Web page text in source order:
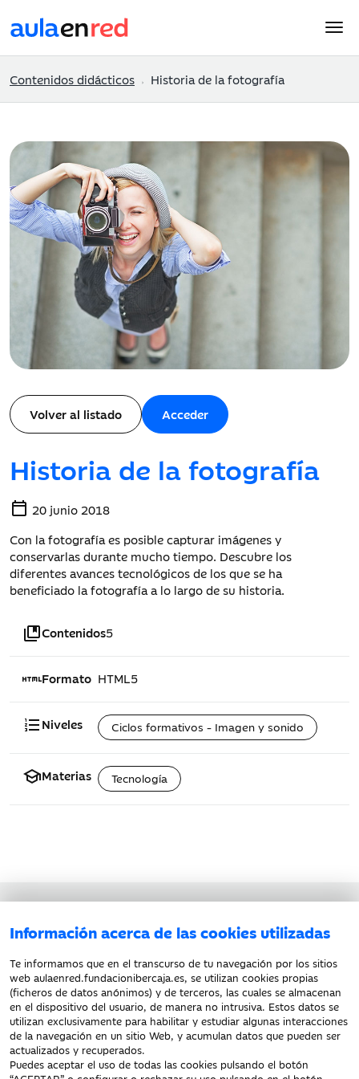
Información acerca de las cookies utilizadas
Te informamos que en el transcurso de tu navegación por los sitios
web aulaenred.fundacionibercaja.es, se utilizan cookies propias
(ficheros de datos anónimos) y de terceros, las cuales se almacenan
en el dispositivo del usuario, de manera no intrusiva. Estos datos se
utilizan exclusivamente para habilitar y estudiar algunas interacciones
de la navegación en un sitio Web, y acumulan datos que pueden ser
actualizados y recuperados.
Puedes aceptar el uso de todas las cookies pulsando el botón
Contenidos didácticos Historia de la fotografía
Volver al listado Acceder
Historia de la fotografía
calendar_today 20 junio 2018
Con la fotografía es posible capturar imágenes y
conservarlas durante mucho tiempo. Descubre los
diferentes avances tecnológicos de los que se ha
beneficiado la fotografía a lo largo de su historia.
collections_bookmarkContenidos5
htmlFormato HTML5
format_list_numberedNiveles Ciclos formativos - Imagen y sonido
schoolMaterias Tecnología
Política de privacidad
Política de cookies